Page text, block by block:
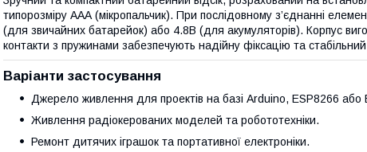
типорозміру ААА (мікропальчик). При послідовному з’єднанні
(для звичайних батарейок) або 4.8В (для акумуляторів). Корпус
контакти з пружинами забезпечують надійну фіксацію та
Варіанти застосування
Джерело живлення для проектів на базі Arduino, ESP8266 або
Живлення радіокерованих моделей та робототехніки.
Ремонт дитячих іграшок та портативної електроніки.